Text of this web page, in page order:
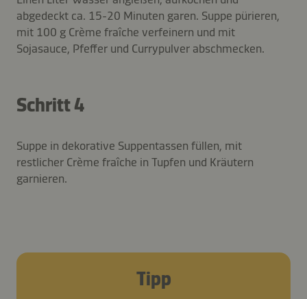
abgedeckt ca. 15-20 Minuten garen. Suppe pürieren,
mit 100 g Crème fraîche verfeinern und mit
Sojasauce, Pfeffer und Currypulver abschmecken.
Schritt 4
Suppe in dekorative Suppentassen füllen, mit
restlicher Crème fraîche in Tupfen und Kräutern
garnieren.
Tipp